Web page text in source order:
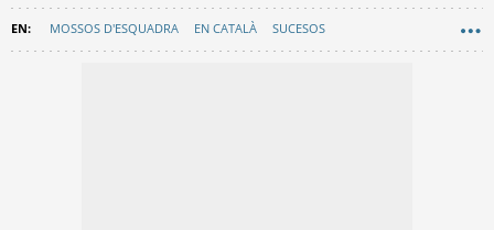
MOSSOS D'ESQUADRA EN CATALÀ SUCESOS